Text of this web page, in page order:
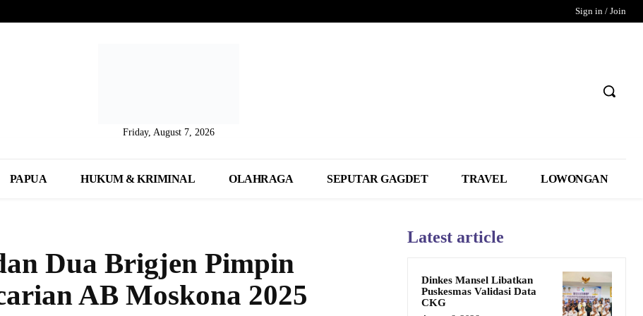
Sign in / Join
Friday, August 7, 2026
PAPUA HUKUM & KRIMINAL OLAHRAGA SEPUTAR GAGDET TRAVEL LOWONGAN
Dua Brigjen Pimpin
AB Moskona 2025
Latest article
Dinkes Mansel Libatkan
Puskesmas Validasi Data
CKG